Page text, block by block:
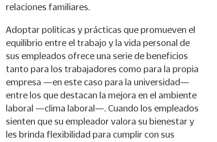
relaciones familiares.
Adoptar políticas y prácticas que promueven el
equilibrio entre el trabajo y la vida personal de
sus empleados ofrece una serie de beneficios
tanto para los trabajadores como para la propia
empresa —en este caso para la universidad—
entre los que destacan la mejora en el ambiente
laboral —clima laboral—. Cuando los empleados
sienten que su empleador valora su bienestar y
les brinda flexibilidad para cumplir con sus